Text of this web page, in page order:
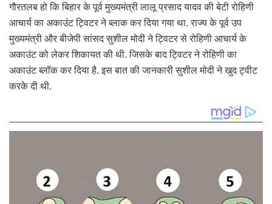
गौरतलब हो कि बिहार के पूर्व मुख्‍यमंत्री लालू प्रसाद यादव की बेटी रोहिणी
आचार्य का अकाउंट ट्विटर ने ब्लाक कर दिया गया था. राज्य के पूर्व उप
मुख्‍यमंत्री और बीजेपी सांसद सुशील मोदी ने ट्विटर से रोहिणी आचार्य के
अकाउंट को लेकर शिकायत की थी. जिसके बाद ट्विटर ने रोहिणी का
अकाउंट ब्लॉक कर दिया है. इस बात की जानकारी सुशील मोदी ने खुद ट्वीट
करके दी थी.